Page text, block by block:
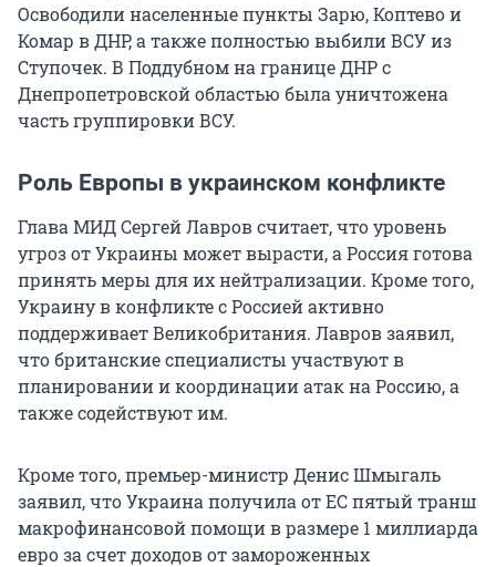
Освободили населенные пункты Зарю, Коптево и
Комар в ДНР, а также полностью выбили ВСУ из
Ступочек. В Поддубном на границе ДНР с
Днепропетровской областью была уничтожена
часть группировки ВСУ.
Роль Европы в украинском конфликте
Глава МИД Сергей Лавров считает, что уровень
угроз от Украины может вырасти, а Россия готова
принять меры для их нейтрализации. Кроме того,
Украину в конфликте с Россией активно
поддерживает Великобритания. Лавров заявил,
что британские специалисты участвуют в
планировании и координации атак на Россию, а
также содействуют им.
Кроме того, премьер-министр Денис Шмыгаль
заявил, что Украина получила от ЕС пятый транш
макрофинансовой помощи в размере 1 миллиарда
евро за счет доходов от замороженных